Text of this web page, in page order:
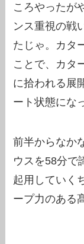
ころやったが
ンス重視の戦
たじゃ。カタ
ことで、カタ
に拾われる展
ート状態にな
前半からなか
ウスを58分で
起用していく
ープ力のある